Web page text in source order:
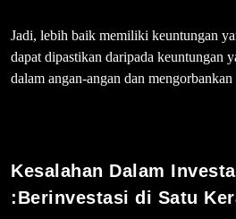
Jadi, lebih baik memiliki keuntungan
dapat dipastikan daripada keuntungan
dalam angan-angan dan
Kesalahan Dalam
:Berinvestasi di Satu